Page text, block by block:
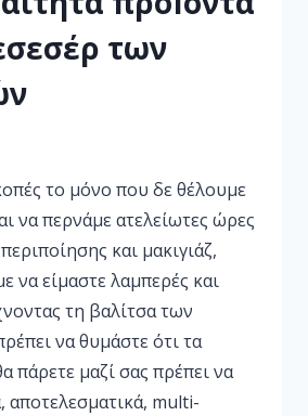
των
το μόνο που δε θέλουμε
να περνάμε ατελείωτες ώρες
και μακιγιάζ,
να είμαστε λαμπερές και
τη βαλίτσα των
να θυμάστε ότι τα
πάρετε μαζί σας πρέπει να
αποτελεσματικά, multi-